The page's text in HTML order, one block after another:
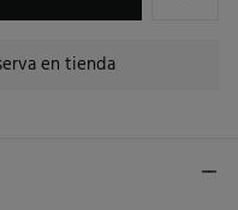
en tienda